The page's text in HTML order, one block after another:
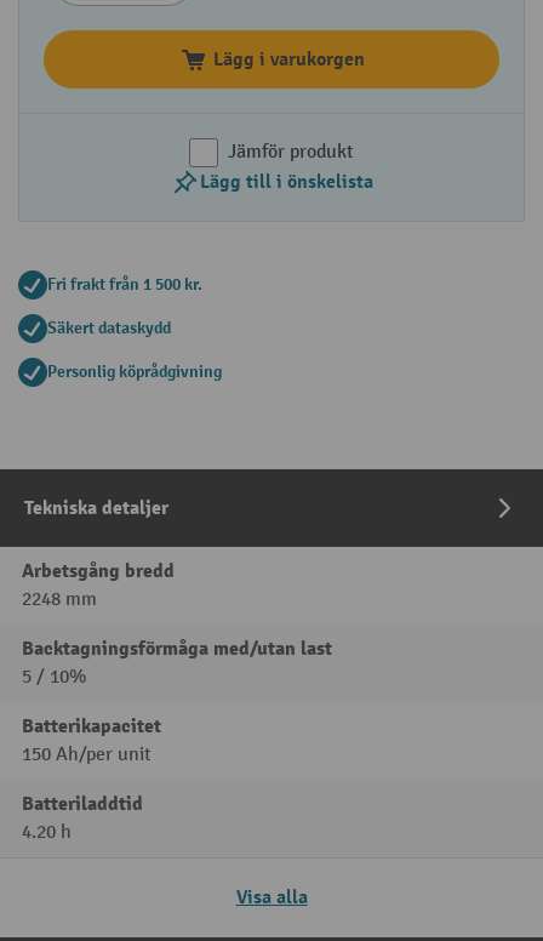
Lägg i varukorgen
Jämför produkt
Lägg till i önskelista
Fri frakt från 1 500 kr.
Säkert dataskydd
Personlig köprådgivning
Tekniska detaljer
Arbetsgång bredd
2248 mm
Backtagningsförmåga med/utan last
5 / 10%
Batterikapacitet
150 Ah/per unit
Batteriladdtid
4.20 h
Visa alla